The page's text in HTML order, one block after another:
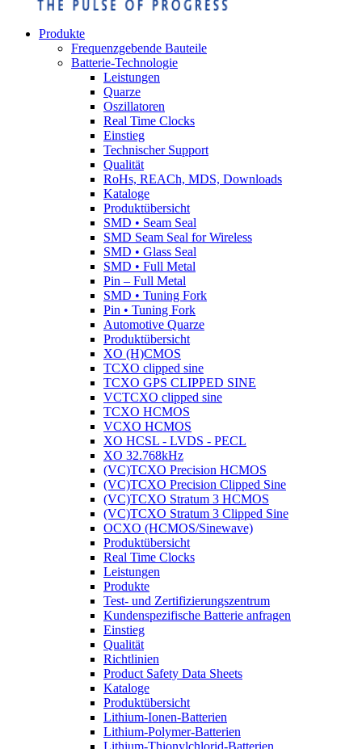
Produkte
Frequenzgebende Bauteile
Batterie-Technologie
Leistungen
Quarze
Oszillatoren
Real Time Clocks
Einstieg
Technischer Support
Qualität
RoHs, REACh, MDS, Downloads
Kataloge
Produktübersicht
SMD • Seam Seal
SMD Seam Seal for Wireless
SMD • Glass Seal
SMD • Full Metal
Pin – Full Metal
SMD • Tuning Fork
Pin • Tuning Fork
Automotive Quarze
Produktübersicht
XO (H)CMOS
TCXO clipped sine
TCXO GPS CLIPPED SINE
VCTCXO clipped sine
TCXO HCMOS
VCXO HCMOS
XO HCSL - LVDS - PECL
XO 32.768kHz
(VC)TCXO Precision HCMOS
(VC)TCXO Precision Clipped Sine
(VC)TCXO Stratum 3 HCMOS
(VC)TCXO Stratum 3 Clipped Sine
OCXO (HCMOS/Sinewave)
Produktübersicht
Real Time Clocks
Leistungen
Produkte
Test- und Zertifizierungszentrum
Kundenspezifische Batterie anfragen
Einstieg
Qualität
Richtlinien
Product Safety Data Sheets
Kataloge
Produktübersicht
Lithium-Ionen-Batterien
Lithium-Polymer-Batterien
Lithium-Thionylchlorid-Batterien